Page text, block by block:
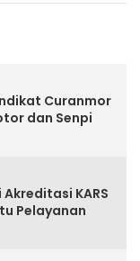
Curanmor
dan Senpi
KARS
Pelayanan